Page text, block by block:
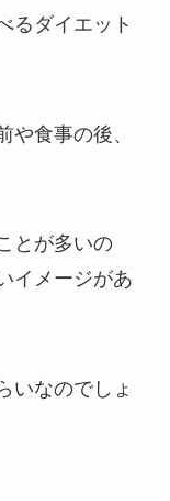
るダイエット
や食事の後、
とが多いの
イメージがあ
いなのでしょ